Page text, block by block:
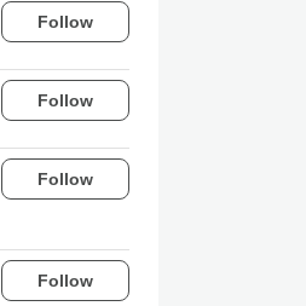
Follow
Follow
Follow
Follow